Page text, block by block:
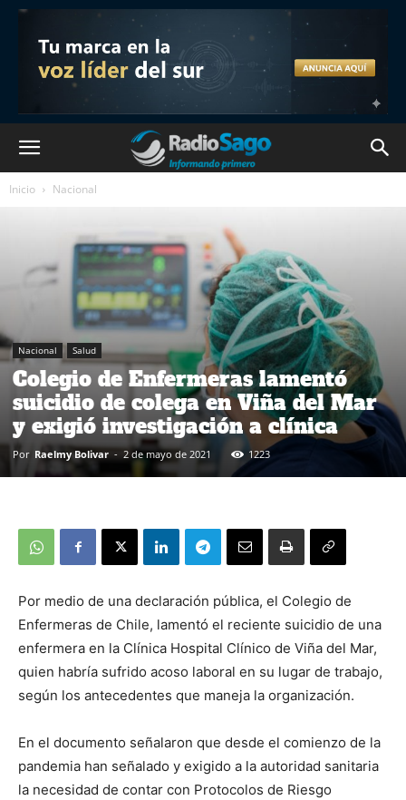
Inicio Nacional
Nacional Salud
Colegio de Enfermeras lamentó
suicidio de colega en Viña del Mar
y exigió investigación a clínica
Por Raelmy Bolivar - 2 de mayo de 2021 1223
Por medio de una declaración pública, el Colegio de
Enfermeras de Chile, lamentó el reciente suicidio de una
enfermera en la Clínica Hospital Clínico de Viña del Mar,
quien habría sufrido acoso laboral en su lugar de trabajo,
según los antecedentes que maneja la organización.
En el documento señalaron que desde el comienzo de la
pandemia han señalado y exigido a la autoridad sanitaria
la necesidad de contar con Protocolos de Riesgo